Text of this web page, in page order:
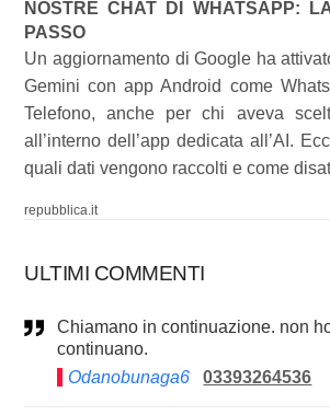
NOSTRE CHAT DI WHATSAPP:
PASSO
Un aggiornamento di Google ha
Gemini con app Android come
Telefono, anche per chi aveva
all’interno dell’app dedicata all’AI.
quali dati vengono raccolti e come
repubblica.it
ULTIMI COMMENTI
Chiamano in continuazione. non ho mai riposto ma
continuano.
Odanobunaga6
03393264536